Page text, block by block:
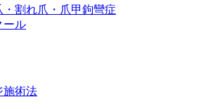
割れ爪・爪甲鉤彎症
ール
施術法